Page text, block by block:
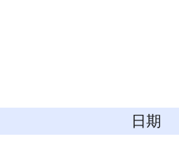
日期